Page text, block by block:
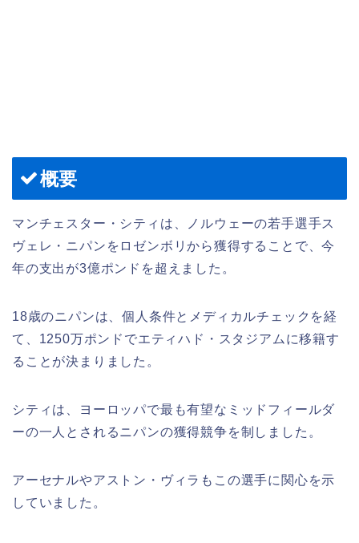
概要
マンチェスター・シティは、ノルウェーの若手選手ス
ヴェレ・ニパンをロゼンボリから獲得することで、今
年の支出が3億ポンドを超えました。
18歳のニパンは、個人条件とメディカルチェックを経
て、1250万ポンドでエティハド・スタジアムに移籍す
ることが決まりました。
シティは、ヨーロッパで最も有望なミッドフィールダ
ーの一人とされるニパンの獲得競争を制しました。
アーセナルやアストン・ヴィラもこの選手に関心を示
していました。